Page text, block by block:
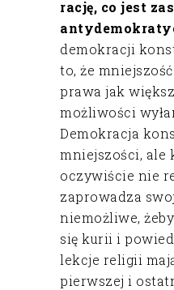
rację, co jest
demokracji
to, że
prawa jak
możliwości
Demokracja
mniejszości, ale
oczywiście nie
zaprowadza
niemożliwe,
się kurii i
lekcje religii
pierwszej i